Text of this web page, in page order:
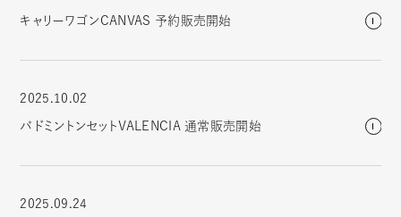
キャリーワゴンCANVAS 予約販売開始
2025.10.02
バドミントンセットVALENCIA 通常販売開始
2025.09.24